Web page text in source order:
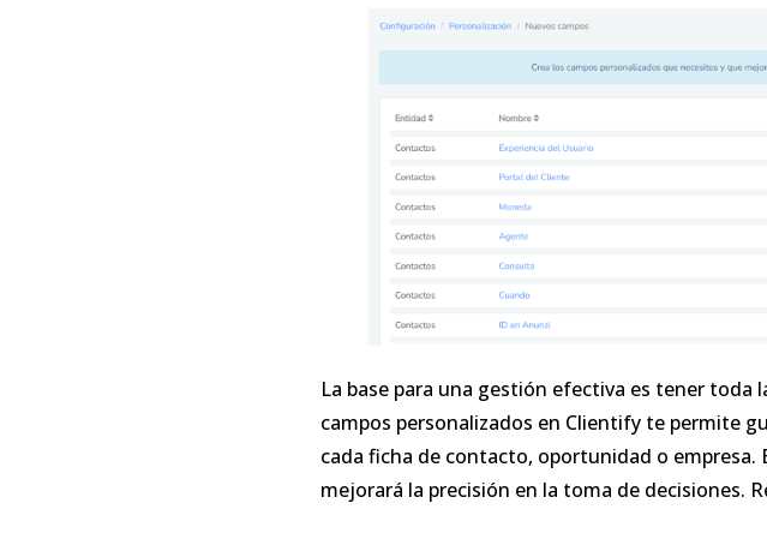
La base para una gestión efectiva es tener
campos personalizados en Clientify te permite
cada ficha de contacto, oportunidad o
mejorará la precisión en la toma de decisiones.